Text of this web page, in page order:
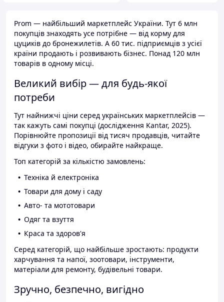
Prom — найбільший маркетплейс України. Тут 6 млн
покупців знаходять усе потрібне — від корму для
цуциків до бронежилетів. А 60 тис. підприємців з усієї
країни продають і розвивають бізнес. Понад 120 млн
товарів в одному місці.
Великий вибір — для будь-якої
потреби
Тут найнижчі ціни серед українських маркетплейсів —
так кажуть самі покупці (дослідження Kantar, 2025).
Порівнюйте пропозиції від тисяч продавців, читайте
відгуки з фото і відео, обирайте найкраще.
Топ категорій за кількістю замовлень:
Техніка й електроніка
Товари для дому і саду
Авто- та мототовари
Одяг та взуття
Краса та здоров'я
Серед категорій, що найбільше зростають: продукти
харчування та напої, зоотовари, інструменти,
матеріали для ремонту, будівельні товари.
Зручно, безпечно, вигідно